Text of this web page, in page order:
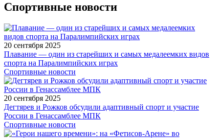
Спортивные новости
20 сентября 2025
Плавание — один из старейших и самых медалеемких видов
спорта на Паралимпийских играх
Спортивные новости
20 сентября 2025
Дегтярев и Рожков обсудили адаптивный спорт и участие
России в Генассамблее МПК
Спортивные новости